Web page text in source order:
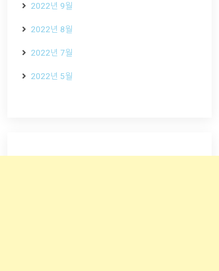
2022년 9월
2022년 8월
2022년 7월
2022년 5월